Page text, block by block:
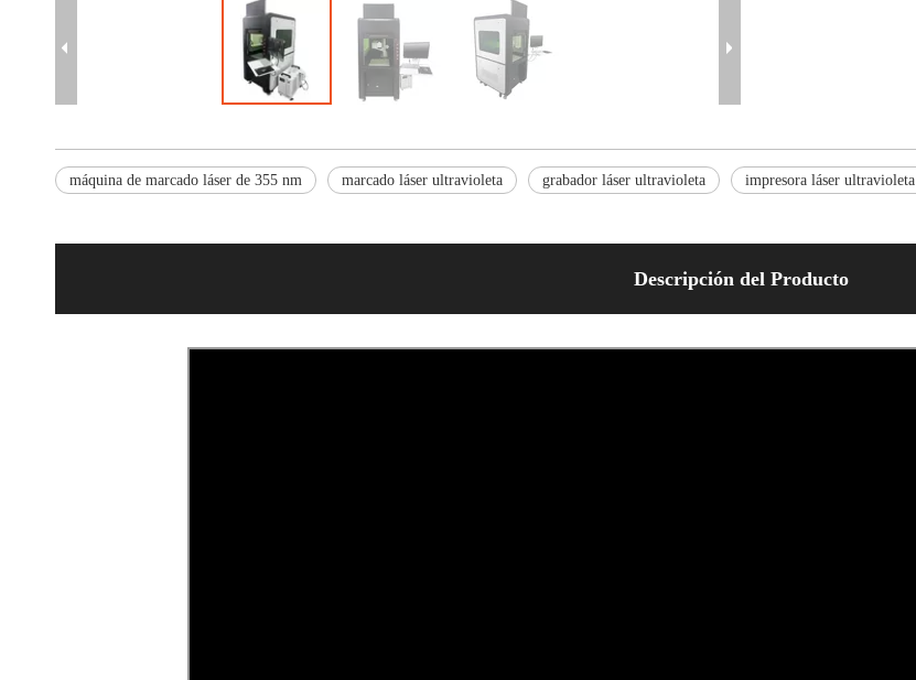
máquina de marcado láser de 355 nm marcado láser ultravioleta grabador láser ultravioleta impresora láser ultravioleta
Descripción del Producto